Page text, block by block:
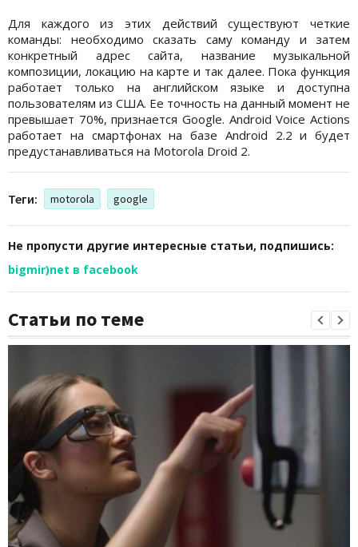
Для каждого из этих действий существуют четкие
команды: необходимо сказать саму команду и затем
конкретный адрес сайта, название музыкальной
композиции, локацию на карте и так далее. Пока функция
работает только на английском языке и доступна
пользователям из США. Ее точность на данный момент не
превышает 70%, признается Google. Android Voice Actions
работает на смартфонах на базе Android 2.2 и будет
предустанавливаться на Motorola Droid 2.
Теги: motorola google
Не пропусти другие интересные статьи, подпишись:
bigmir)net в facebook
Статьи по теме